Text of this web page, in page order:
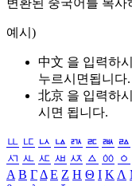
변환된 중국어를 복
예시)
中文 을 입력하
누르시면됩니다.
北京 을 입력하
시면 됩니다.
ㅥ ㅦ ㅧ ㅨ ㅩ ㅪ ㅫ ㅬ
ㅺ ㅻ ㅼ ㅽ ㅾ ㅿ ㆀ ㆁ
Α Β ΓΔ Ε Ζ Η Θ Ι ΚΛ